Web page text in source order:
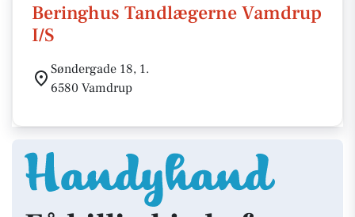
Beringhus Tandlægerne Vamdrup
I/S
Søndergade 18, 1.
6580 Vamdrup